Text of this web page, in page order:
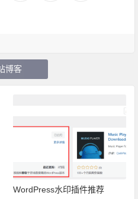
博客
WordPress水印插件推荐